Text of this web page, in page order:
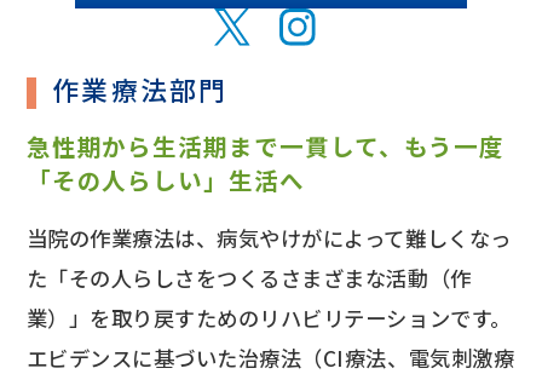
作業療法部門
急性期から生活期まで一貫して、もう一度
「その人らしい」生活へ
当院の作業療法は、病気やけがによって難しくなっ
た「その人らしさをつくるさまざまな活動（作
業）」を取り戻すためのリハビリテーションです。
エビデンスに基づいた治療法（CI療法、電気刺激療